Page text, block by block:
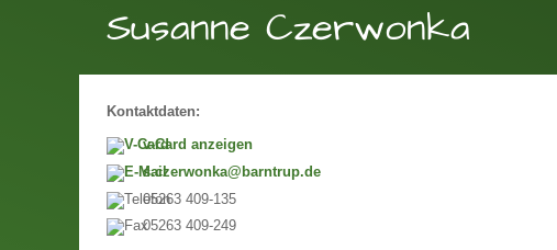
Susanne Czerwonka
Kontaktdaten:
v-Card anzeigen
s.czerwonka@barntrup.de
05263 409-135
05263 409-249